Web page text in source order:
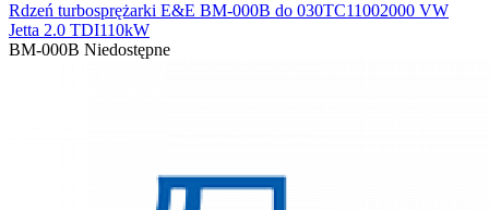
Rdzeń turbosprężarki E&E BM-000B do 030TC11002000 VW
Jetta 2.0 TDI110kW
BM-000B Niedostępne